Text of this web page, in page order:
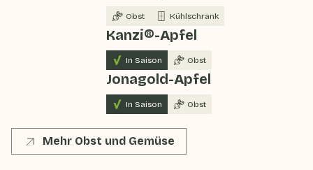
Obst Kühlschrank
Kanzi®-Apfel
In Saison Obst
Jonagold-Apfel
In Saison Obst
Mehr Obst und Gemüse